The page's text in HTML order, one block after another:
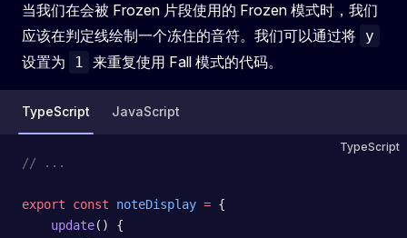
当我们在会被 Frozen 片段使用的 Frozen 模式时，我们
应该在判定线绘制一个冻住的音符。我们可以通过将 y
设置为 1 来重复使用 Fall 模式的代码。
TypeScript JavaScript
TypeScript
// ...
export const noteDisplay = {
    update
() {